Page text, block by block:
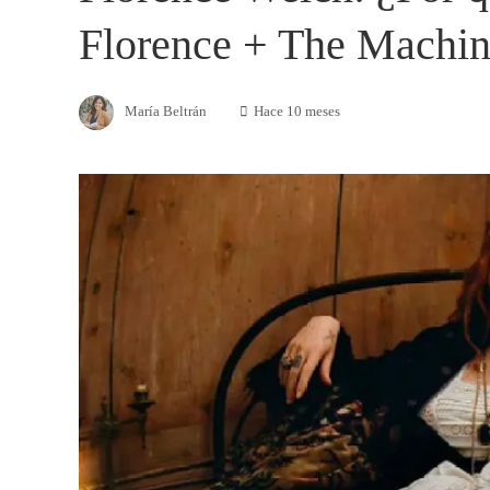
Florence + The
María Beltrán Hace 10 meses